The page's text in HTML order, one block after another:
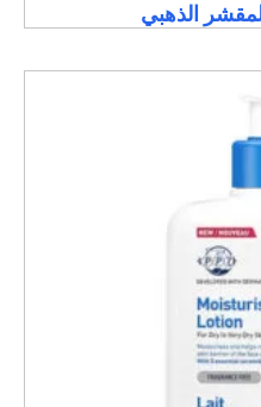
الذهبي